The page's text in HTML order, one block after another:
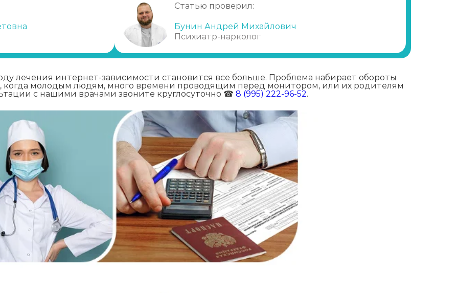
Статью проверил:
Бунин Андрей Михайлович
Психиатр-нарколог
лечения интернет-зависимости становится все больше. Проблема набирает обороты
когда молодым людям, много времени проводящим перед монитором, или их родителям
с нашими врачами звоните круглосуточно ☎ 8 (995) 222-96-52.